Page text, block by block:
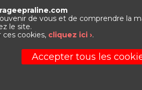
de vous et de comprendre la
le site.
ces cookies, cliquez ici ›.
Accepter tous les